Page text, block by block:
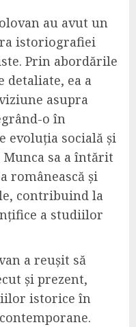
au avut un
istoriografiei
Prin abordările
detaliate, ea a
asupra
o în
evoluția socială și
sa a întărit
românească și
contribuind la
a studiilor
a reușit să
și prezent,
istorice în